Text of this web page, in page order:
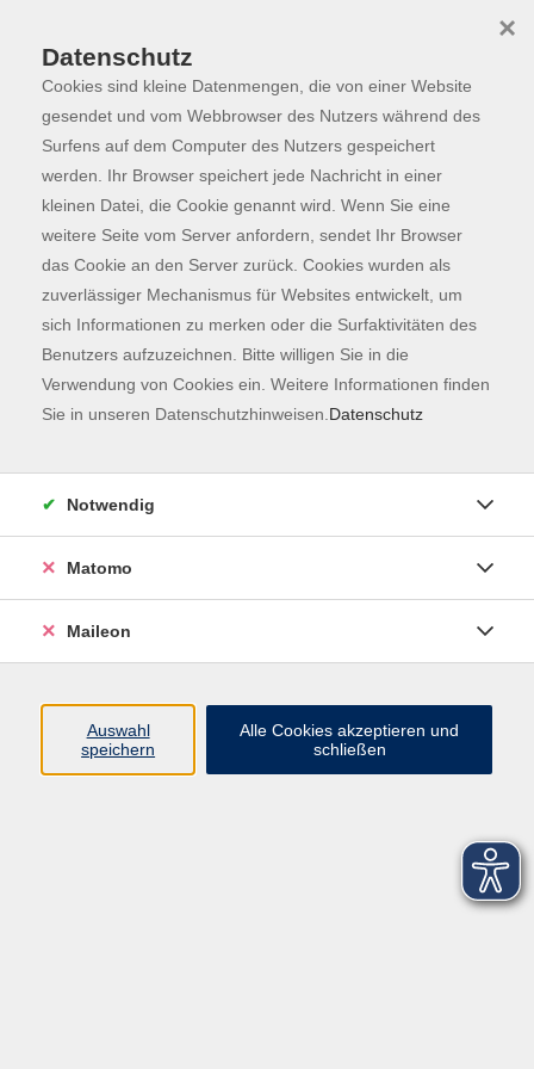
Skip to main content
Programm
Der Kurs konnte nicht gefunden werden.
Kontaktformular
Impressum
AGB
Datenschutzerklärung
Datenschutz
Cookies sind kleine Datenmengen, die von einer Website
gesendet und vom Webbrowser des Nutzers während des
Surfens auf dem Computer des Nutzers gespeichert
werden. Ihr Browser speichert jede Nachricht in einer
kleinen Datei, die Cookie genannt wird. Wenn Sie eine
weitere Seite vom Server anfordern, sendet Ihr Browser
das Cookie an den Server zurück. Cookies wurden als
zuverlässiger Mechanismus für Websites entwickelt, um
sich Informationen zu merken oder die Surfaktivitäten des
Benutzers aufzuzeichnen. Bitte willigen Sie in die
Verwendung von Cookies ein. Weitere Informationen finden
Sie in unseren Datenschutzhinweisen. Datenschutz
×
Notwendig
Matomo
Maileon
Auswahl
speichern
Alle Cookies akzeptieren und
schließen